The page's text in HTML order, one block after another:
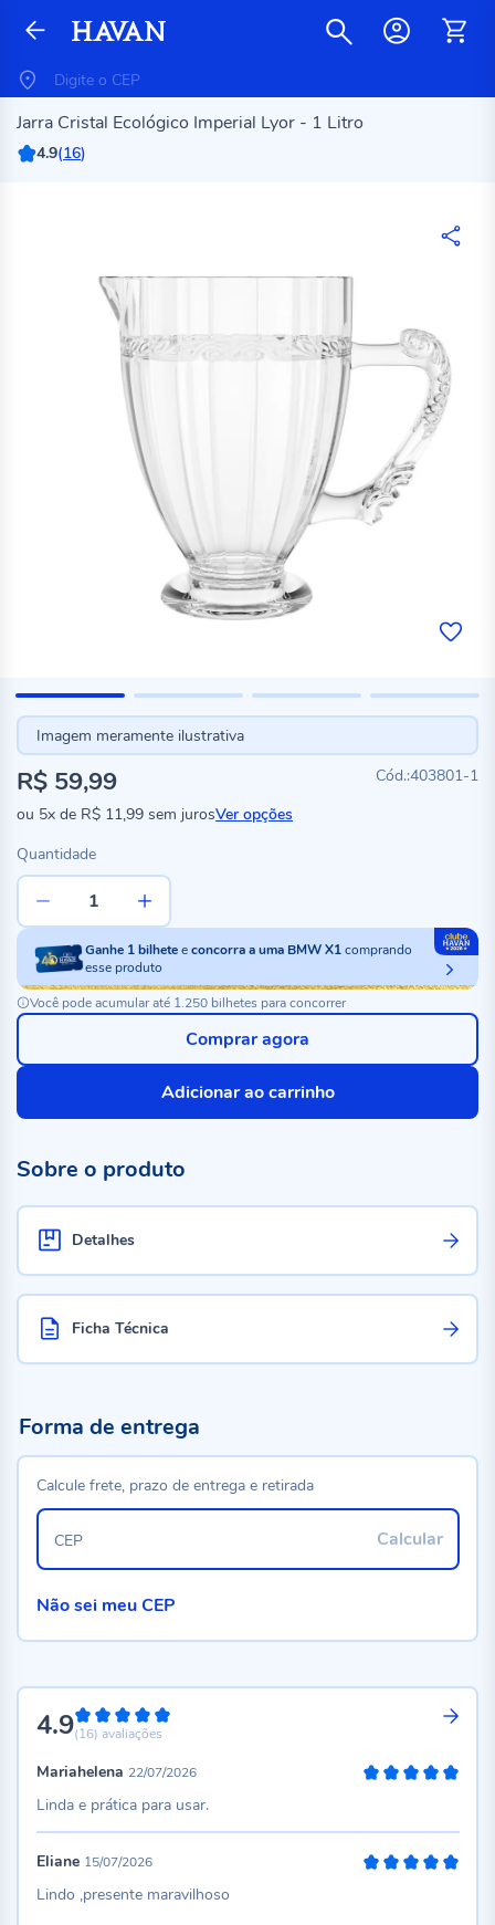
Jarra Cristal Ecológico Imperial Lyor - 1 Litro
4.9(16)
Imagem meramente ilustrativa
403801-1
R$ 59,99
ou 5x de R$ 11,99 sem jurosVer opções
Quantidade
Ganhe 1bilheteeconcorra a uma BMW X1comprando
esse produto
Você pode acumular até 1.250 bilhetes para concorrer
Adicionar ao carrinho
Comprar agora
Sobre o produto
Detalhes
Ficha Técnica
4.998%
(16) avaliações
Mariahelena 22/07/2026
Linda e prática para usar.
Eliane 15/07/2026
Lindo ,presente maravilhoso
Forma de entrega
Calcule frete, prazo de entrega e retirada
Calcular
CEP
Não sei meu CEP